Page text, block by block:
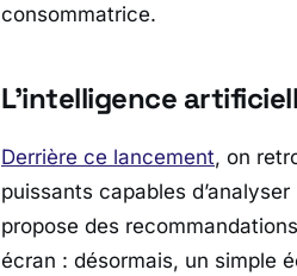
consommatrice.
L’intelligence
Derrière ce lancement, on
puissants capables
propose des
écran : désormais, un simple